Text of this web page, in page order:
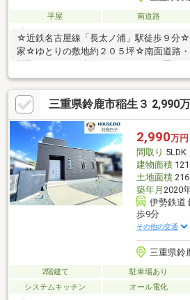
平屋 南道路
☆近鉄名古屋線「長太ノ浦」駅徒歩９分
家☆ゆとりの敷地約２０５坪☆南面道路
面台・トイレ等☆収納豊富☆屋根裏収納
学校・大木中学校
三重県鈴鹿市稲生３ 2,990
2,990万円
間取り 5LDK
建物面積
土地面積
築年月 2020
伊勢鉄道
歩9分
その他の交通
三重県鈴
2階建て 駐車場あり
システムキッチン
オール電化